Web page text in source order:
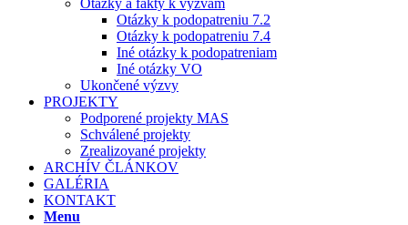
Otázky a fakty k výzvam
Otázky k podopatreniu 7.2
Otázky k podopatreniu 7.4
Iné otázky k podopatreniam
Iné otázky VO
Ukončené výzvy
PROJEKTY
Podporené projekty MAS
Schválené projekty
Zrealizované projekty
ARCHÍV ČLÁNKOV
GALÉRIA
KONTAKT
Menu